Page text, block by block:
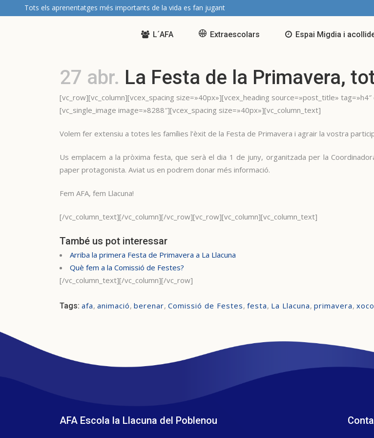
Tots els aprenentatges més importants de la vida es fan jugant
L´AFA Extraescolars Espai Migdia i
27 abr. La Festa de la Primavera,
[vc_row][vc_column][vcex_spacing size=»40px»][vcex_heading source=»post_title»
[vc_single_image image=»8288″][vcex_spacing size=»40px»][vc_column_text]
Volem fer extensiu a totes les famílies l’èxit de la Festa de Primavera i agrair la vostra
Us emplacem a la pròxima festa, que serà el dia 1 de juny, organitzada per la
paper protagonista. Aviat us en podrem donar més informació.
Fem AFA, fem Llacuna!
[/vc_column_text][/vc_column][/vc_row][vc_row][vc_column][vc_column_text]
També us pot interessar
Arriba la primera Festa de Primavera a La Llacuna
Què fem a la Comissió de Festes?
[/vc_column_text][/vc_column][/vc_row]
Tags: afa, animació, berenar, Comissió de Festes, festa, La Llacuna, primavera,
AFA Escola la Llacuna del Poblenou